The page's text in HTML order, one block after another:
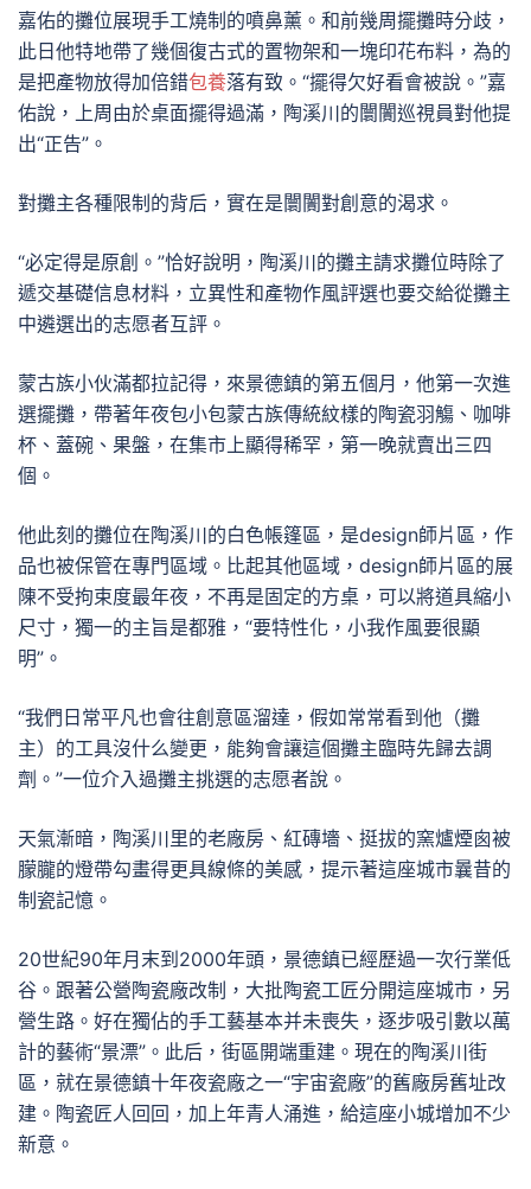
嘉佑的攤位展現手工燒制的噴鼻薰。和前幾周擺攤時分歧，
此日他特地帶了幾個復古式的置物架和一塊印花布料，為的
是把產物放得加倍錯包養落有致。“擺得欠好看會被說。”嘉
佑說，上周由於桌面擺得過滿，陶溪川的闤闠巡視員對他提
出“正告”。
對攤主各種限制的背后，實在是闤闠對創意的渴求。
“必定得是原創。”恰好說明，陶溪川的攤主請求攤位時除了
遞交基礎信息材料，立異性和產物作風評選也要交給從攤主
中遴選出的志愿者互評。
蒙古族小伙滿都拉記得，來景德鎮的第五個月，他第一次進
選擺攤，帶著年夜包小包蒙古族傳統紋樣的陶瓷羽觴、咖啡
杯、蓋碗、果盤，在集市上顯得稀罕，第一晚就賣出三四
個。
他此刻的攤位在陶溪川的白色帳篷區，是design師片區，作
品也被保管在專門區域。比起其他區域，design師片區的展
陳不受拘束度最年夜，不再是固定的方桌，可以將道具縮小
尺寸，獨一的主旨是都雅，“要特性化，小我作風要很顯
明”。
“我們日常平凡也會往創意區溜達，假如常常看到他（攤
主）的工具沒什么變更，能夠會讓這個攤主臨時先歸去調
劑。”一位介入過攤主挑選的志愿者說。
天氣漸暗，陶溪川里的老廠房、紅磚墻、挺拔的窯爐煙囪被
朦朧的燈帶勾畫得更具線條的美感，提示著這座城市曩昔的
制瓷記憶。
20世紀90年月末到2000年頭，景德鎮已經歷過一次行業低
谷。跟著公營陶瓷廠改制，大批陶瓷工匠分開這座城市，另
營生路。好在獨佔的手工藝基本并未喪失，逐步吸引數以萬
計的藝術“景漂”。此后，街區開端重建。現在的陶溪川街
區，就在景德鎮十年夜瓷廠之一“宇宙瓷廠”的舊廠房舊址改
建。陶瓷匠人回回，加上年青人涌進，給這座小城增加不少
新意。